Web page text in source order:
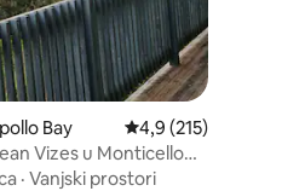
Bay Prosječna ocjena:
4,9 (215)
Vizes u Monticello
· Vanjski prostori